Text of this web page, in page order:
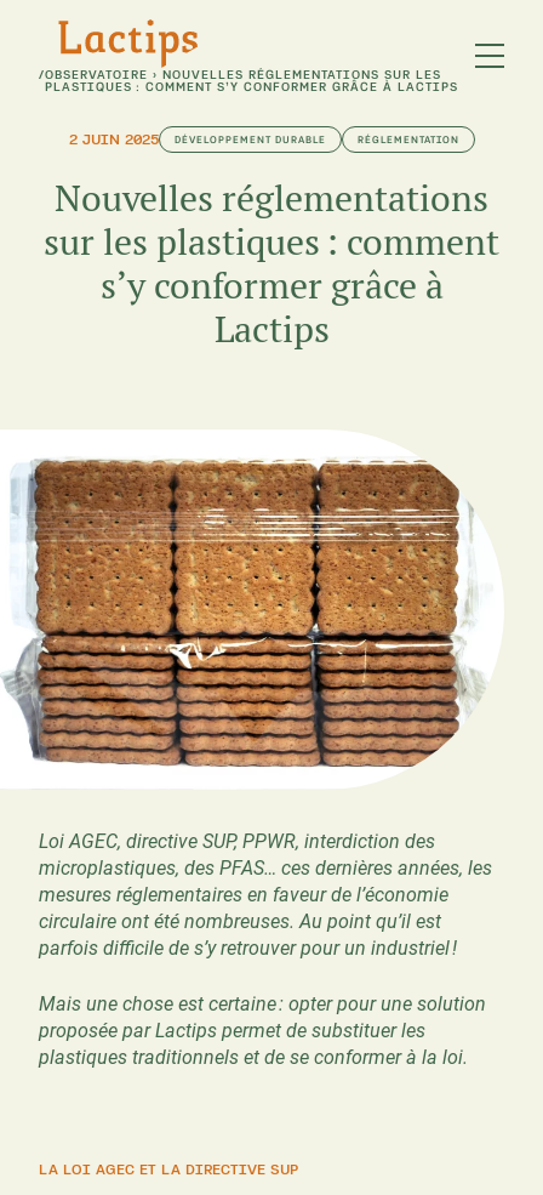
/OBSERVATOIRE › NOUVELLES RÉGLEMENTATIONS SUR LES
PLASTIQUES : COMMENT S’Y CONFORMER GRÂCE À LACTIPS
2 JUIN 2025 DÉVELOPPEMENT DURABLE RÉGLEMENTATION
Nouvelles réglementations
sur les plastiques : comment
s’y conformer grâce à
Lactips
Loi AGEC, directive SUP, PPWR, interdiction des
microplastiques, des PFAS… ces dernières années, les
mesures réglementaires en faveur de l’économie
circulaire ont été nombreuses. Au point qu’il est
parfois difficile de s’y retrouver pour un industriel !
Mais une chose est certaine : opter pour une solution
proposée par Lactips permet de substituer les
plastiques traditionnels et de se conformer à la loi.
LA LOI AGEC ET LA DIRECTIVE SUP